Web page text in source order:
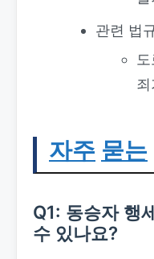
관련 법
죄
자주 묻는
Q1: 동승자 행
수 있나요?